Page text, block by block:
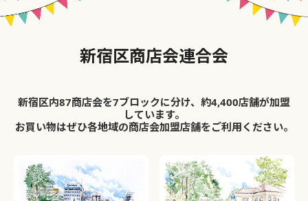
新宿区商店会連合会
新宿区内87商店会を7ブロックに分け、約4,400店舗が加盟
しています。
お買い物はぜひ各地域の商店会加盟店舗をご利用ください。